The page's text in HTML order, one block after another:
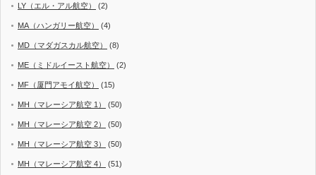
LY（エル・アル航空） (2)
MA（ハンガリー航空） (4)
MD（マダガスカル航空） (8)
ME（ミドルイースト航空） (2)
MF（厦門アモイ航空） (15)
MH（マレーシア航空 1） (50)
MH（マレーシア航空 2） (50)
MH（マレーシア航空 3） (50)
MH（マレーシア航空 4） (51)